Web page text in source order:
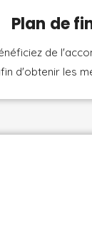
Plan de
de
d'obtenir les